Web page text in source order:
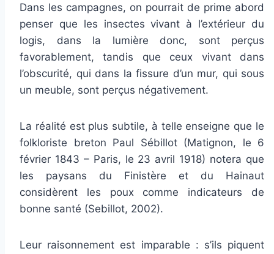
Dans les campagnes, on pourrait de prime abord
penser que les insectes vivant à l’extérieur du
logis, dans la lumière donc, sont perçus
favorablement, tandis que ceux vivant dans
l’obscurité, qui dans la fissure d’un mur, qui sous
un meuble, sont perçus négativement.
La réalité est plus subtile, à telle enseigne que le
folkloriste breton Paul Sébillot (Matignon, le 6
février 1843 – Paris, le 23 avril 1918) notera que
les paysans du Finistère et du Hainaut
considèrent les poux comme indicateurs de
bonne santé (Sebillot, 2002).
Leur raisonnement est imparable : s’ils piquent